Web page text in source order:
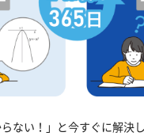
らない！」と今すぐに解決